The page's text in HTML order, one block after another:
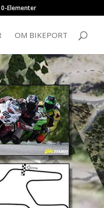
0-Elementer
OM BIKEPORT